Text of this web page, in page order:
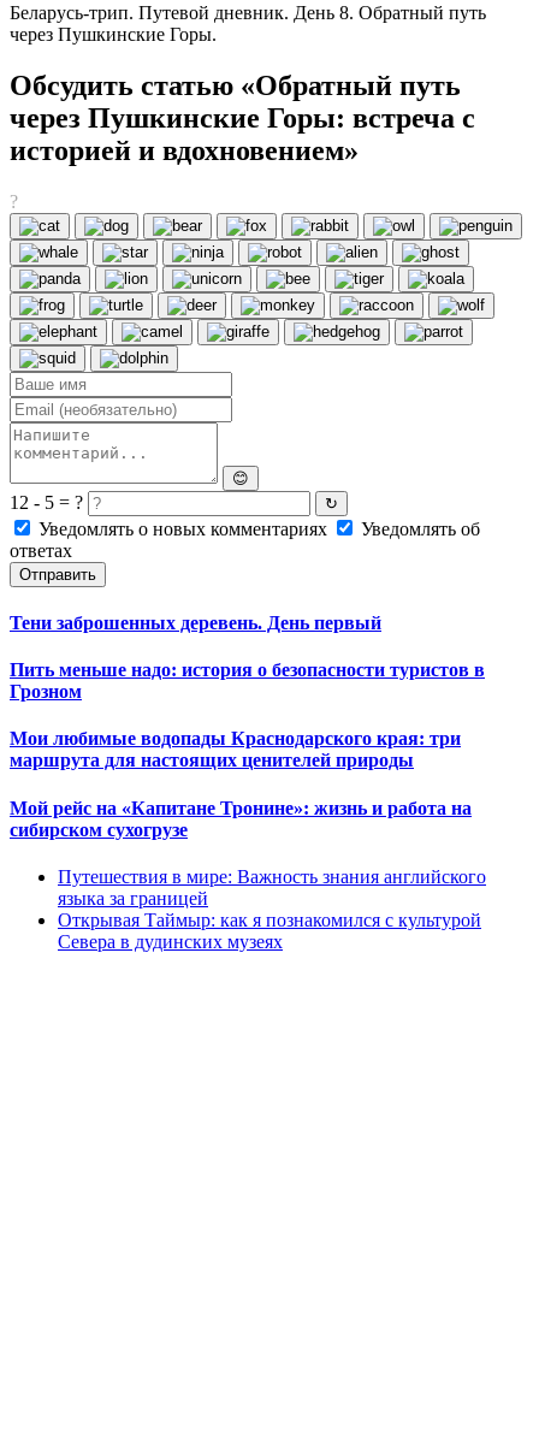
Беларусь-трип. Путевой дневник. День 8. Обратный путь
через Пушкинские Горы.
Обсудить статью «Обратный путь
через Пушкинские Горы: встреча с
историей и вдохновением»
?
😊
12 - 5 = ? ↻
Уведомлять о новых комментариях
Уведомлять об
ответах
Отправить
Тени заброшенных деревень. День первый
Пить меньше надо: история о безопасности туристов в
Грозном
Мои любимые водопады Краснодарского края: три
маршрута для настоящих ценителей природы
Мой рейс на «Капитане Тронине»: жизнь и работа на
сибирском сухогрузе
Путешествия в мире: Важность знания английского
языка за границей
Открывая Таймыр: как я познакомился с культурой
Севера в дудинских музеях